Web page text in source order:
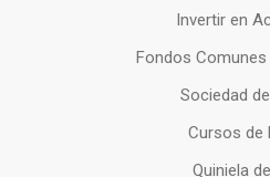
Invertir en
Fondos
Sociedad
Cursos de
Quiniela